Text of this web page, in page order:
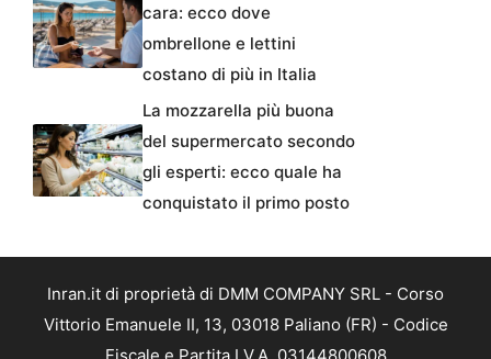
cara: ecco dove
ombrellone e lettini
costano di più in Italia
La mozzarella più buona
del supermercato secondo
gli esperti: ecco quale ha
conquistato il primo posto
Inran.it di proprietà di DMM COMPANY SRL - Corso
Vittorio Emanuele II, 13, 03018 Paliano (FR) - Codice